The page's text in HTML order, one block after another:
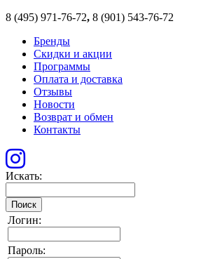
8 (495) 971-76-72, 8 (901) 543-76-72
Бренды
Скидки и акции
Программы
Оплата и доставка
Отзывы
Новости
Возврат и обмен
Контакты
Искать:
Поиск
Логин:
Пароль: